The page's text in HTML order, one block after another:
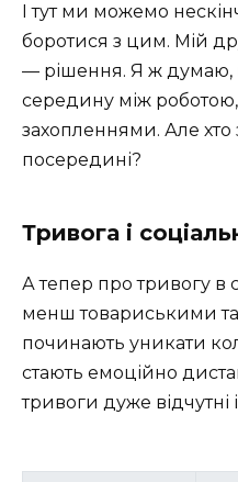
І тут ми можемо
боротися з цим. Мій
— рішення. Я ж думаю,
середину між
захопленнями. Але
посередині?
Тривога і
А тепер про тривогу в
менш товариськими
починають уникати
стають емоційно
тривоги дуже відчутні і